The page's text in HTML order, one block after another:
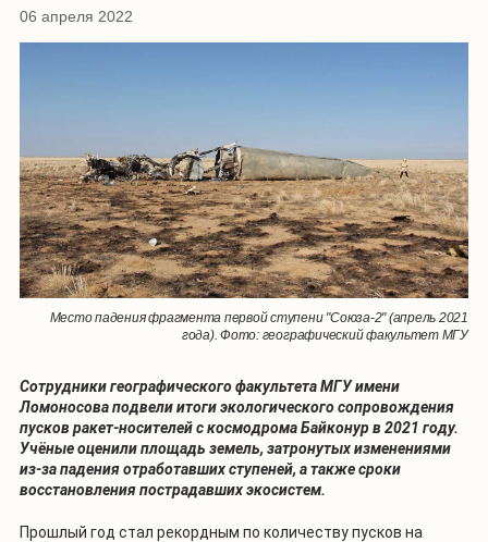
06 апреля 2022
Место падения фрагмента первой ступени "Союза-2" (апрель 2021
года). Фото: географический факультет МГУ
Сотрудники географического факультета МГУ имени
Ломоносова подвели итоги экологического сопровождения
пусков ракет-носителей с космодрома Байконур в 2021 году.
Учёные оценили площадь земель, затронутых изменениями
из-за падения отработавших ступеней, а также сроки
восстановления пострадавших экосистем.
Прошлый год стал рекордным по количеству пусков на